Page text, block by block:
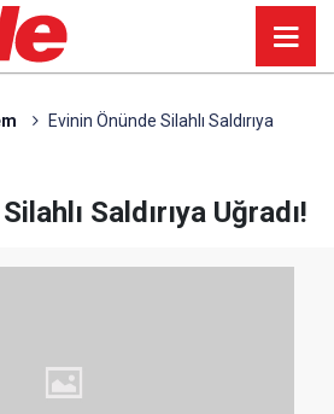
Evinin Önünde Silahlı Saldırıya
Saldırıya Uğradı!